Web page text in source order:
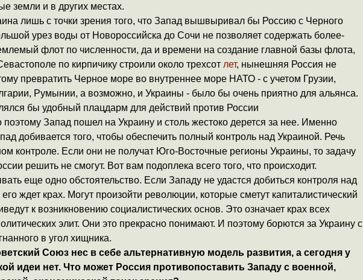
земли и в других местах.
лишь с точки зрения того, что Запад вышвыривал бы Россию с Черного
урез воды от Новороссийска до Сочи не позволяет содержать более-
флот по численности, да и времени на создание главной базы флота,
по кирпичику строили около трехсот лет, нынешняя Россия не
превратить Черное море во внутреннее море НАТО - с учетом Грузии,
Румынии, а возможно, и Украины - было бы очень приятно для альянса.
бы удобный плацдарм для действий против России
поэтому Запад пошел на Украину и столь жестоко дерется за нее. Именно
добивается того, чтобы обеспечить полный контроль над Украиной. Речь
контроле. Если они не получат Юго-Восточные регионы Украины, то задачу
решить не смогут. Вот вам подоплека всего того, что происходит.
еще одно обстоятельство. Если Западу не удастся добиться контроля над
ждет крах. Могут произойти революции, которые сметут капиталистический
к возникновению социалистических основ. Это означает крах всех
элит. Они это прекрасно понимают. И поэтому борются за Украину с
в угол хищника.
Союз нес в себе альтернативную модель развития, а сегодня у
идеи нет. Что может Россия противопоставить Западу с военной,